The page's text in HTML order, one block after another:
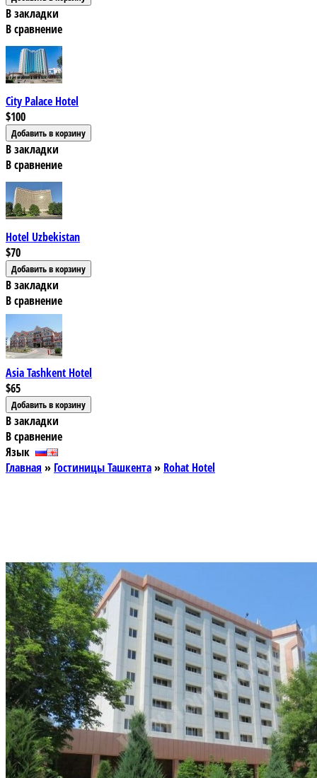
В закладки
В сравнение
City Palace Hotel
$100
В закладки
В сравнение
Hotel Uzbekistan
$70
В закладки
В сравнение
Asia Tashkent Hotel
$65
В закладки
В сравнение
Язык
Главная » Гостиницы Ташкента» Rohat Hotel